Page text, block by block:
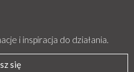
i inspiracja do działania.
się